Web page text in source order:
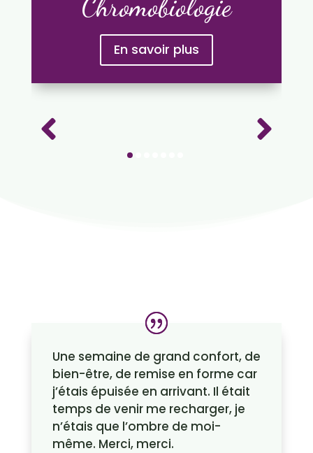
En savoir plus
Une semaine de grand confort, de
bien-être, de remise en forme car
j’étais épuisée en arrivant. Il était
temps de venir me recharger, je
n’étais que l’ombre de moi-
même. Merci, merci.